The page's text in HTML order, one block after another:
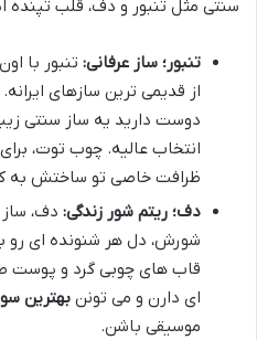
سنتی مثل تنبور و دف، قلب
تنبور؛ ساز عرفانی: تنبور با
از قدیمی ترین سازهای
دوست دارید یه ساز سنتی
انتخاب عالیه. چوب توت،
ظرافت خاصی تو ساختش به
دف؛ ریتم شور زندگی: دف، ساز
شورش، دل هر شنونده ای رو
قاب های چوبی گرد و پوست
ای دارن و می تونن بهترین
موسیقی باشن.